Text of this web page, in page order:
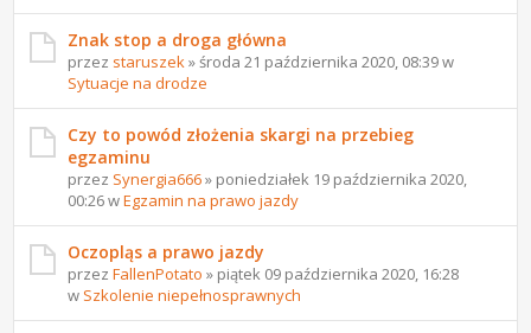
Znak stop a droga główna
przez staruszek » środa 21 października 2020, 08:39 w
Sytuacje na drodze
Czy to powód złożenia skargi na przebieg
egzaminu
przez Synergia666» poniedziałek 19 października 2020,
00:26 wEgzamin na prawo jazdy
Oczopląs a prawo jazdy
przezFallenPotato » piątek 09 października 2020, 16:28
w Szkolenie niepełnosprawnych